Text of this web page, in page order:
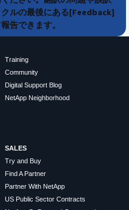
ルの最後にある[Feedback]
告できます。
Training
Community
Digital Support Blog
NetApp Neighborhood
SALES
Try and Buy
Find A Partner
Partner With NetApp
US Public Sector Contracts